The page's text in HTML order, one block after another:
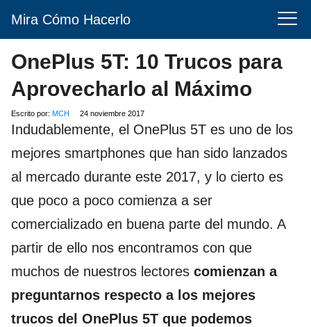
Mira Cómo Hacerlo
OnePlus 5T: 10 Trucos para
Aprovecharlo al Máximo
Escrito por: MCH 24 noviembre 2017
Indudablemente, el OnePlus 5T es uno de los
mejores smartphones que han sido lanzados
al mercado durante este 2017, y lo cierto es
que poco a poco comienza a ser
comercializado en buena parte del mundo. A
partir de ello nos encontramos con que
muchos de nuestros lectores comienzan a
preguntarnos respecto a los mejores
trucos del OnePlus 5T que podemos